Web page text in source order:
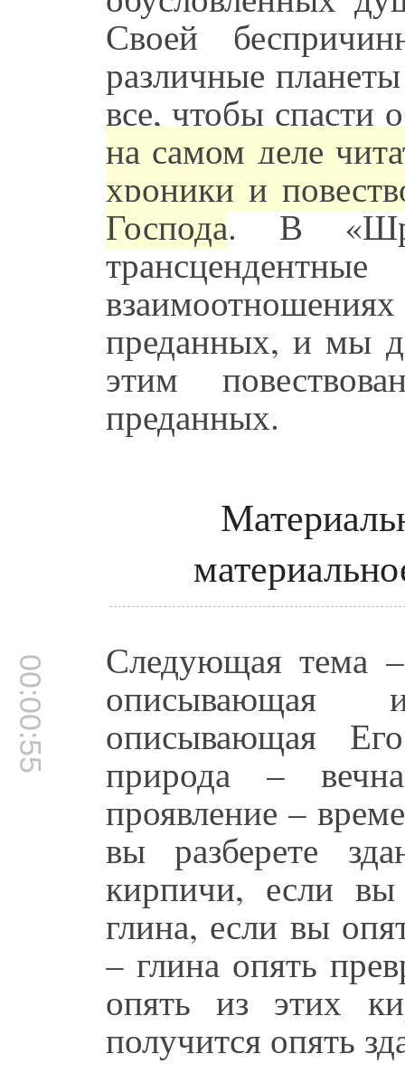
Своей
различные
все, чтобы спасти
на самом деле
хроники и
Господа. В
преданных, и мы
этим
преданных.
00:00:55 Следующая тема
описывающая
описывающая
природа –
проявление –
вы разберете
кирпичи, если вы
глина, если вы
– глина опять
опять из этих
получится опять